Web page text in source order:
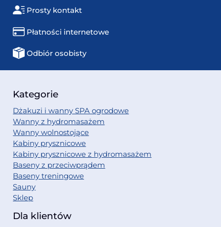
Prosty kontakt
Płatności internetowe
Odbiór osobisty
Kategorie
Dżakuzi i wanny SPA ogrodowe
Wanny z hydromasażem
Wanny wolnostojące
Kabiny prysznicowe
Kabiny prysznicowe z hydromasażem
Baseny z przeciwprądem
Baseny treningowe
Sauny
Sklep
Dla klientów